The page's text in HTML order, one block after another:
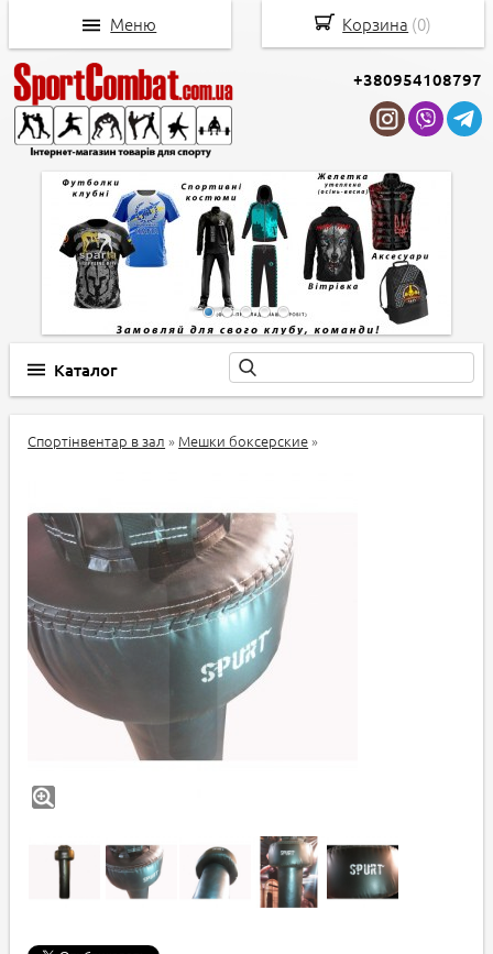
+380954108797
Каталог
Спортінвентар в зал » Мешки боксерские»
Корзина (0)
Меню